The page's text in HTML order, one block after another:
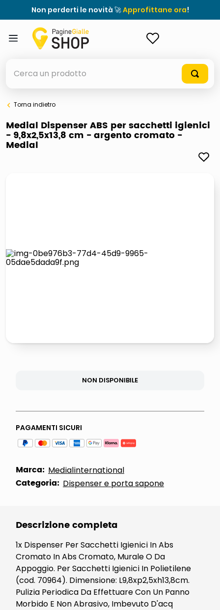
Non perderti le novità 🚀Approfittane ora!
elenchi telefonici
orologio parete
pattumiera raccolta differenziata
Torna indietro
Medial Dispenser ABS per sacchetti igienici
- 9,8x2,5x13,8 cm - argento cromato -
Medial
NON DISPONIBILE
PAGAMENTI SICURI
Marca: Medialinternational
Categoria: Dispenser e porta sapone
Descrizione completa
1x Dispenser Per Sacchetti Igienici In Abs
Cromato In Abs Cromato, Murale O Da
Appoggio. Per Sacchetti Igienici In Polietilene
(cod. 70964). Dimensione: L9,8xp2,5xh13,8cm.
Pulizia Periodica Da Effettuare Con Un Panno
Morbido E Non Abrasivo, Imbevuto D'acq